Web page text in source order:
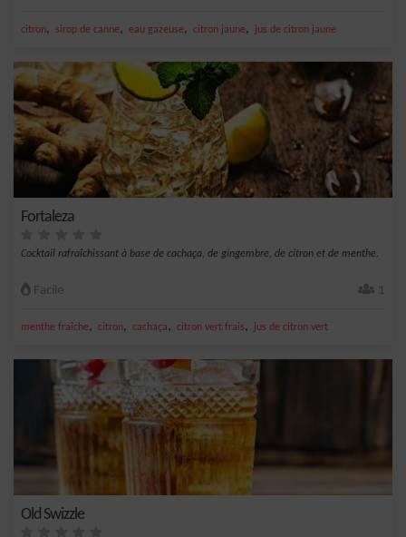
citron, sirop de canne, eau gazeuse, citron jaune, jus de citron jaune
Fortaleza
Cocktail rafraîchissant à base de cachaça, de gingembre, de citron et de menthe.
Facile 1
menthe fraîche, citron, cachaça, citron vert frais, jus de citron vert
Old Swizzle